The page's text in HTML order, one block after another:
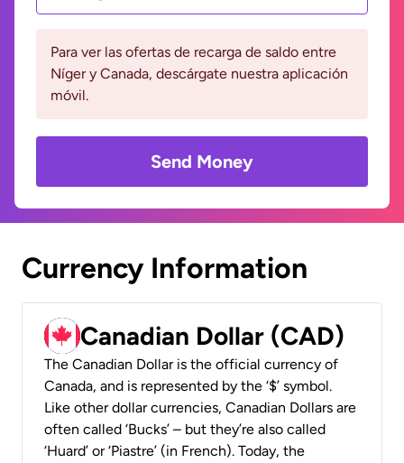
Para ver las ofertas de recarga de saldo entre
Níger y Canada, descárgate nuestra aplicación
móvil.
Send Money
Currency Information
Canadian Dollar (CAD)
The Canadian Dollar is the official currency of
Canada, and is represented by the ‘$’ symbol.
Like other dollar currencies, Canadian Dollars are
often called ‘Bucks’ – but they’re also called
‘Huard’ or ‘Piastre’ (in French). Today, the